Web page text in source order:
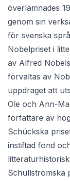
överlämnades
genom sin
för svenska
Nobelpriset i
av Alfred
förvaltas av
uppdraget att
Ole och Ann-
författare av
Schückska
instiftad fond
Schullströmska